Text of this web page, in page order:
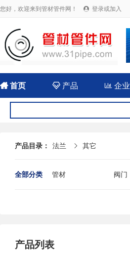
您好，欢迎来到管材管件网！  登录或加入
首页 产品  企业
产品目录： 法兰  其它
全部分类 管材 阀门
产品列表